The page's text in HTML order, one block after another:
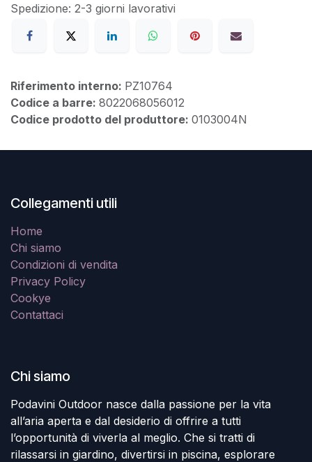
Spedizione: 2-3 giorni lavorativi
Riferimento interno: PZ10764
Codice a barre: 8022068056012
Codice prodotto del produttore: 0103004N
Collegamenti utili
Home
Chi siamo
Condizioni di vendita
Privacy Policy
Cookye
Contattaci
Chi siamo
Podavini Outdoor nasce dalla passione per la vita
all’aria aperta e dal desiderio di offrire a tutti
l’opportunità di viverla al meglio. Che si tratti di
rilassarsi in giardino, divertirsi in piscina, esplorare